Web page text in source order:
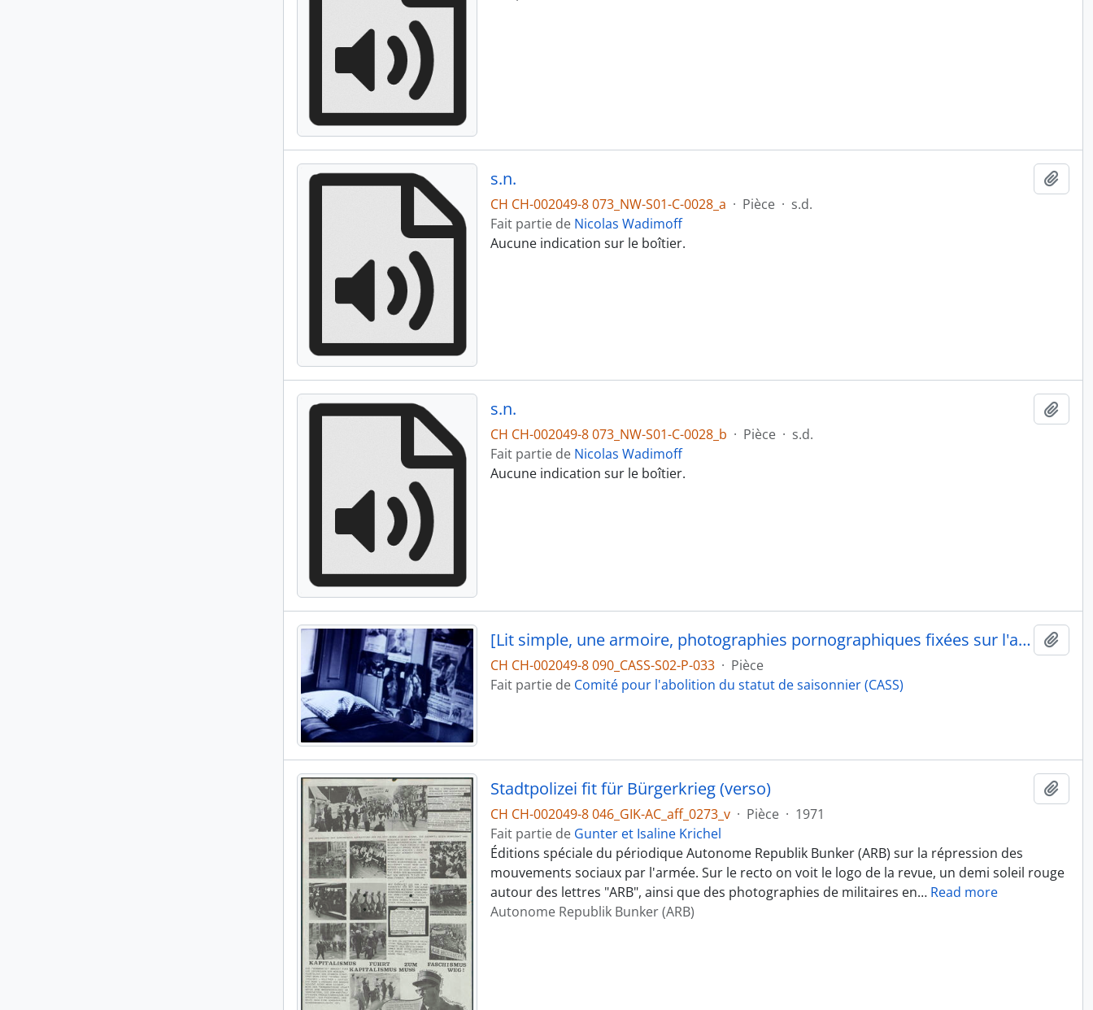
s.n.
CH CH-002049-8 073_NW-S01-C-0028_a · Pièce · s.d.
Fait partie de Nicolas Wadimoff
Aucune indication sur le boîtier.
s.n.
CH CH-002049-8 073_NW-S01-C-0028_b · Pièce · s.d.
Fait partie de Nicolas Wadimoff
Aucune indication sur le boîtier.
[Lit simple, une armoire, photographies pornographiques fixées sur l'armoire]
CH CH-002049-8 090_CASS-S02-P-033 · Pièce
Fait partie de Comité pour l'abolition du statut de saisonnier (CASS)
Stadtpolizei fit für Bürgerkrieg (verso)
CH CH-002049-8 046_GIK-AC_aff_0273_v · Pièce · 1971
Fait partie de Gunter et Isaline Krichel
Éditions spéciale du périodique Autonome Republik Bunker (ARB) sur la répression des
mouvements sociaux par l'armée. Sur le recto on voit le logo de la revue, un demi soleil rouge
autour des lettres "ARB", ainsi que des photographies de militaires en… Read more
Autonome Republik Bunker (ARB)